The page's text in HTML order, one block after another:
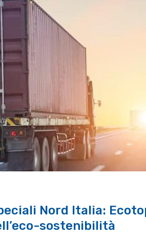
Nord Italia:
sostenibilità